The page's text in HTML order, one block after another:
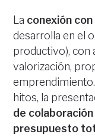
La conexión
desarrolla en el
productivo), con
valorización,
hitos, la
de
presupuesto